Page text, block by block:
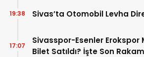
Sivas’ta Otomobil Levha
19:38
Sivasspor-Esenler Erokspor
Bilet Satıldı? İşte Son
17:07